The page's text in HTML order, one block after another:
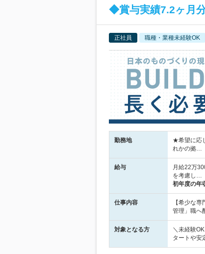
◆賞与実績7.2ヶ月
正社員 職種・業種未経験OK
勤務地
★希望に応
れかの拠…
給与
月給22万
を考慮し…
初年度の年
仕事内容
【希少な
管理」職へ
対象となる方
＼未経験
タートや安